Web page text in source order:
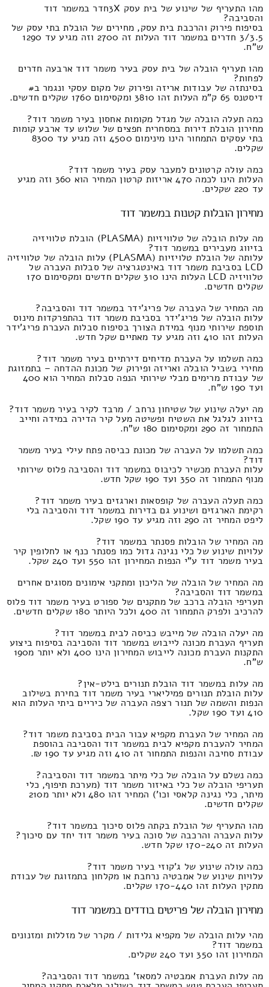
מהו התעריף של שינוע של בית עסק 3Xחדר במשמר דוד
והסביבה?
בסיפוח פירוק והרכבת בית עסק, מחירים של הובלת בתי עסק של
3/3.5 חדרים במשמר דוד העלות זה 2700 וזה מגיע עד 1290
ש"ח.
מהו תעריף הובלה של בית עסק בעיר משמר דוד ארבעה חדרים
לפחות?
בסינתזה של עבודות אריזה ופירוק של מקום עסקי ונגמר ב#
דיסטנס 65 ק"מ העלות זהו 3810 ומקסימום 1760 שקלים חדשים.
כמה תעלה הובלה של מגדל מקומות אחסון בעיר משמר דוד?
מחירון הובלת דירות במסחרית חפצים של שלוש עד ארבע קומות
בתי עסקים התמחור הינו מינימום 4500 וזה מגיע עד 8300
שקלים.
כמה עולה קרטונים למעבר עסק בעיר משמר דוד?
העלות הינו לכמה 470 אריזות קרטון המחיר הוא 360 וזה מגיע
עד 220 שקלים.
מחירון הובלות קטנות במשמר דוד
מה עלות הובלה של טלוויזיות (PLASMA) הובלת טלוויזיה
בזיווג מעבירים במשמר דוד?
עלותה של הובלת טלויזיות (PLASMA) עלות הובלה של טלוויזיה
LCD בסביבת משמר דוד באינטגרציה של סבלות העברה של
טלוויזיה LCD העלות הינו 310 שקלים חדשים ומקסימום 170
שקלים חדשים.
מה המחיר של העברה של פריג'ידר במשמר דוד והסביבה?
עלות הובלה של פריג'ידר בסביבת משמר דוד בהתפרקדות מינוס
תוספת שירותי מנוף במידת הצורך בסיפוח סבלות העברת פריג'ידר
העלות זהו 410 וזה מגיע עד מאתיים שקל חדש.
כמה תשלמו על העברת מדיחים דירתיים בעיר משמר דוד?
מחירי בשביל הובלה ואריזה ופירוק של מכונת ההדחה – בתמזוגת
של עבודת מרימים מבלי שירותי הנפה סבלות המחיר הוא 400
ועד 190 ש"ח.
מה יעלה שינוע של שטיחון נרחב / מרבד לקיר בעיר משמר דוד?
בזיווג לגלגל את השטיח ופשיטה מעל קיר הדירה במידה וחייב
התמחור זה 290 ומקסימום 180 ש"ח.
כמה תשלמו על העברה של מכונת כביסה פתח עילי בעיר משמר
דוד?
עלות העברת מכשיר לכיבוס במשמר דוד והסביבה פלוס שירותי
מנוף התמחור זה 350 ועד 190 שקל חדש.
כמה תעלה העברה של קופסאות וארגזים בעיר משמר דוד?
רקימת הארגזים ושינוע גם בדירות במשמר דוד והסביבה בלי
ליפט המחיר זה 290 וזה מגיע עד 190 שקל.
מה המחיר של הובלות פסנתר במשמר דוד?
עלויות שינוע של כלי נגינה גדול כמו פסנתר כנף או לחלופין קיר
בעיר משמר דוד ע"י הנפות המחירון זהו 550 ועד 240 שקל.
מה המחיר של הובלה של הליכון ומתקני אימונים מסוגים אחרים
במשמר דוד והסביבה?
תעריפי הובלה ברכב של מתקנים של ספורט בעיר משמר דוד פלוס
להרכיב ולפרק התמחור זה 400 ולכל היותר 180 שקלים חדשים.
מה יעלה הובלה של מייבש כביסה לבית במשמר דוד?
תעריף העברת מכונה לייבוש במשמר דוד והסביבה בסיפוח ביצוע
התקנות העברת מכונה לייבוש המחירון הינו 400 ולא יותר מ190
ש"ח.
מה עלות במשמר דוד הובלת תנורים בילט-אין?
עלות הובלת תנורים פמיליארי בעיר משמר דוד בחירת בשילוב
הנפות והשמה של תנור רצפה העברה של כיריים ביתי העלות הוא
410 ועד 190 שקל.
מה המחיר של העברת מקפיא עבור הבית בסביבת משמר דוד?
המחיר להעברת מקפיא לבית במשמר דוד והסביבה בהוספת
עבודת סחיבה והנפות התמחור זה 410 וזה מגיע עד 190 ₪.
כמה נשלם על הובלה של כלי מיתר במשמר דוד והסביבה?
תעריפי הובלה של כלי באיזור משמר דוד (מערכת תיפוף, כלי
מיתר, כלי נגינה קלאסי וכו') המחיר זהו 480 ולא יותר מ210
שקלים חדשים.
מהו התעריף של הובלת בקתה פלוס סיכוך במשמר דוד?
עלות העברה והרכבה של סוכה בעיר משמר דוד יחד עם סיכוך?
העלות זה 170-240 שקל חדש.
כמה עולה שינוע של ג'קוזי בעיר משמר דוד?
עלויות שינוע של אמבטיה נרחבת או מקלחון בתמזוגת של עבודת
מתקין העלות זהו 170-440 שקלים.
מחירון הובלה של פריטים בודדים במשמר דוד
מהי עלות הובלה של מקפיא גלידות / מקרר של מזללות ומזנונים
במשמר דוד?
המחירון זהו 350 ועד 240 שקלים.
מה עלות העברת אמבטיה למסאז' במשמר דוד והסביבה?